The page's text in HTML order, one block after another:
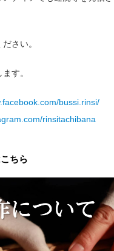
さい。
す。
bussi.rinsi/
rinsitachibana
ちら